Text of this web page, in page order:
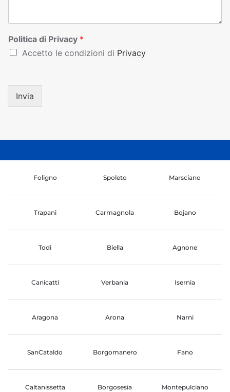
Politica di Privacy *
Accetto le condizioni di Privacy
Invia
Foligno Spoleto Marsciano
Trapani Carmagnola Bojano
Todi Biella Agnone
Canicatti Verbania Isernia
Aragona Arona Narni
SanCataldo Borgomanero Fano
Caltanissetta Borgosesia Montepulciano